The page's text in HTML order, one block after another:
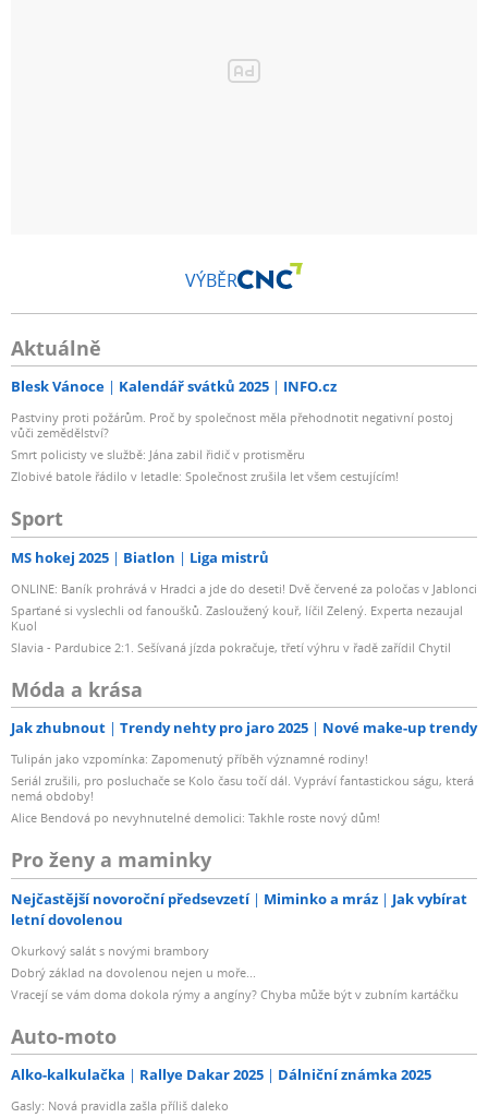
VÝBĚR
Aktuálně
Blesk Vánoce Kalendář svátků 2025 INFO.cz
Pastviny proti požárům. Proč by společnost měla přehodnotit negativní postoj
vůči zemědělství?
Smrt policisty ve službě: Jána zabil řidič v protisměru
Zlobivé batole řádilo v letadle: Společnost zrušila let všem cestujícím!
Sport
MS hokej 2025 Biatlon Liga mistrů
ONLINE: Baník prohrává v Hradci a jde do deseti! Dvě červené za poločas v Jablonci
Sparťané si vyslechli od fanoušků. Zasloužený kouř, líčil Zelený. Experta nezaujal
Kuol
Slavia - Pardubice 2:1. Sešívaná jízda pokračuje, třetí výhru v řadě zařídil Chytil
Móda a krása
Jak zhubnout Trendy nehty pro jaro 2025 Nové make-up trendy
Tulipán jako vzpomínka: Zapomenutý příběh významné rodiny!
Seriál zrušili, pro posluchače se Kolo času točí dál. Vypráví fantastickou ságu, která
nemá obdoby!
Alice Bendová po nevyhnutelné demolici: Takhle roste nový dům!
Pro ženy a maminky
Nejčastější novoroční předsevzetí Miminko a mráz
Jak vybírat
letní dovolenou
Okurkový salát s novými brambory
Dobrý základ na dovolenou nejen u moře...
Vracejí se vám doma dokola rýmy a angíny? Chyba může být v zubním kartáčku
Auto-moto
Alko-kalkulačka Rallye Dakar 2025 Dálniční známka 2025
Gasly: Nová pravidla zašla příliš daleko